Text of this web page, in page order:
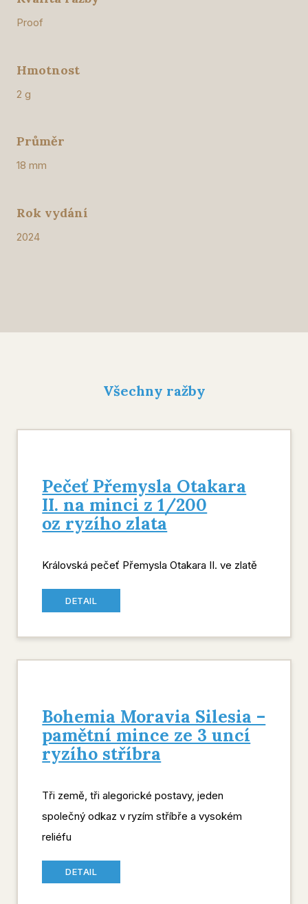
Proof
Hmotnost
2 g
Průměr
18 mm
Rok vydání
2024
Všechny ražby
Pečeť Přemysla Otakara
II. na minci z 1/200
oz ryzího zlata
Královská pečeť Přemysla Otakara II. ve zlatě
DETAIL
Bohemia Moravia Silesia –
pamětní mince ze 3 uncí
ryzího stříbra
Tři země, tři alegorické postavy, jeden
společný odkaz v ryzím stříbře a vysokém
reliéfu
DETAIL